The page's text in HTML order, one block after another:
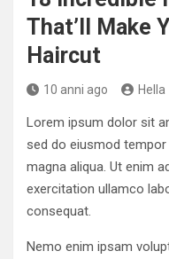
That’ll Make
Haircut
10 anni ago Hella
Lorem ipsum dolor sit
sed do eiusmod
magna aliqua. Ut enim
exercitation ullamco
consequat.
Nemo enim ipsam